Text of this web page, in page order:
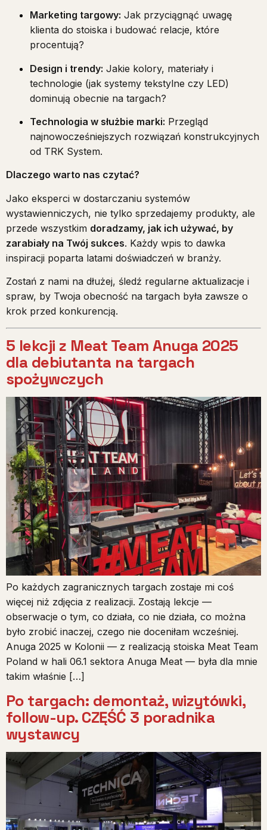
Marketing targowy: Jak przyciągnąć uwagę
klienta do stoiska i budować relacje, które
procentują?
Design i trendy: Jakie kolory, materiały i
technologie (jak systemy tekstylne czy LED)
dominują obecnie na targach?
Technologia w służbie marki: Przegląd
najnowocześniejszych rozwiązań konstrukcyjnych
od TRK System.
Dlaczego warto nas czytać?
Jako eksperci w dostarczaniu systemów
wystawienniczych, nie tylko sprzedajemy produkty, ale
przede wszystkim doradzamy, jak ich używać, by
zarabiały na Twój sukces. Każdy wpis to dawka
inspiracji poparta latami doświadczeń w branży.
Zostań z nami na dłużej, śledź regularne aktualizacje i
spraw, by Twoja obecność na targach była zawsze o
krok przed konkurencją.
5 lekcji z Meat Team Anuga 2025
dla debiutanta na targach
spożywczych
Po każdych zagranicznych targach zostaje mi coś
więcej niż zdjęcia z realizacji. Zostają lekcje —
obserwacje o tym, co działa, co nie działa, co można
było zrobić inaczej, czego nie doceniłam wcześniej.
Anuga 2025 w Kolonii — z realizacją stoiska Meat Team
Poland w hali 06.1 sektora Anuga Meat — była dla mnie
takim właśnie […]
Po targach: demontaż, wizytówki,
follow-up. CZĘŚĆ 3 poradnika
wystawcy